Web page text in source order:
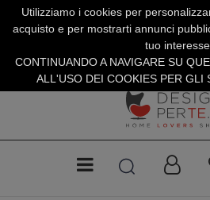
SERVIZIO CLIENTI
SUMMER SALES | Fino
Utilizziamo i cookies per
acquisto e per mostrarti annunci
tuo interesse
CONTINUANDO A NAVIGARE SU
ALL'USO DEI COOKIES PER GLI